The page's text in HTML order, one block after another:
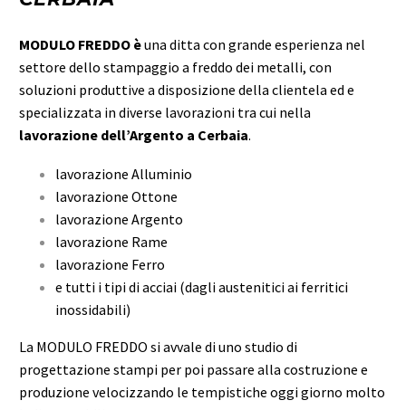
MODULO FREDDO èuna ditta con grande esperienza nel
settore dello stampaggio a freddo dei metalli, con
soluzioni produttive a disposizione della clientela ed e
specializzata in diverse lavorazioni tra cui nella
lavorazione dell’Argento a Cerbaia.
lavorazione Alluminio
lavorazione Ottone
lavorazione Argento
lavorazione Rame
lavorazione Ferro
e tutti i tipi di acciai (dagli austenitici ai ferritici
inossidabili)
La MODULO FREDDO si avvale di uno studio di
progettazione stampi per poi passare alla costruzione e
produzione velocizzando le tempistiche oggi giorno molto